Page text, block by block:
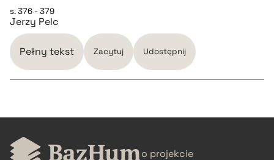
CZYSTY TEKST
pobierz cytat
s. 376 - 379
Jerzy Pelc
Pełny tekst Zacytuj Udostępnij
CZYSTY TEKST
pobierz cytat o projekcie